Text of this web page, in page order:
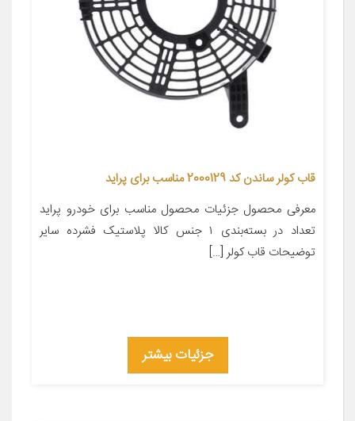
قاب کولر ساندن کد 2000129 مناسب برای پراید
معرفی محصول جزئیات محصول مناسب برای خودرو پراید
تعداد در بسته‌بندی ۱ جنس کالا پلاستیک فشرده سایر
توضیحات قاب کولر […]
جزئیات بیشتر